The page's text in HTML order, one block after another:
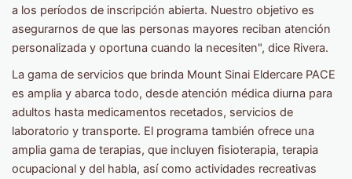
a los períodos de inscripción abierta. Nuestro objetivo es
asegurarnos de que las personas mayores reciban atención
personalizada y oportuna cuando la necesiten", dice Rivera.
La gama de servicios que brinda Mount Sinai Eldercare PACE
es amplia y abarca todo, desde atención médica diurna para
adultos hasta medicamentos recetados, servicios de
laboratorio y transporte. El programa también ofrece una
amplia gama de terapias, que incluyen fisioterapia, terapia
ocupacional y del habla, así como actividades recreativas